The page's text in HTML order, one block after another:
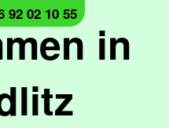
in
92 02 10 55